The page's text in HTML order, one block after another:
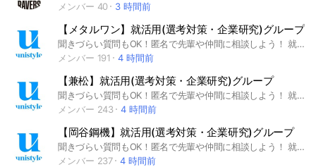
メンバー 40
3 時間前
【メタルワン】就活用(選考対策・企業研究)グループ
聞きづらい質問もOK！匿名で先輩や仲間に相談しよう！ 就活サイトunistyleが運営するメタルワンの就活情報(選考対策/企業研究)共有グループです。 #就活 #メタルワン #専門商社業界 #インターンシップ #本選考 #unistyle #ユニスタイル #面接 #採用 #内定 #ES #エントリーシート #自己分析 #業界研究 #企業研究 #自己PR #ガクチカ #学生時代頑張ったこと #志何望動機 #webテスト #ウェブテスト #GD #グループディスカッション #グルディス #OB訪問 #企業選び #就活対策 #就活準備 #大手企業 #日系企業 ▼unistyleが運営する専門商社のオプチャグループ▼ メタルワン / 伊藤忠丸紅鉄鋼（MISI) / 阪和興業 / 日鉄物産 / 豊島 / 岩谷産業 / JFE商事 / 長瀬産業 / 兼松 / 岡谷鋼機 / 三菱食品 / 伊藤忠食品 / 山善 / 伊藤忠エネクス / 日本アクセス / PALTAC（パルタック） / 三井食品 / ユアサ商事 / 加藤産業 / マクニカ / あらた / 全日空商事 / 帝人フロンティア / 住友商事グローバルメタルズ / 蝶理 / UACJ(旧 古河スカイ) / 豊通マテリアル ▼メタルワンの企業研究はこちらから▼ https://x.gd/p0x8K
メンバー 191
4 時間前
【兼松】就活用(選考対策・企業研究)グループ
聞きづらい質問もOK！匿名で先輩や仲間に相談しよう！ 就活サイトunistyleが運営する兼松の就活情報(選考対策/企業研究)共有グループです。 #就活 #兼松 #専門商社業界 #インターンシップ #本選考 #unistyle #ユニスタイル #面接 #採用 #内定 #ES #エントリーシート #自己分析 #業界研究 #企業研究 #自己PR #ガクチカ #学生時代頑張ったこと #志何望動機 #webテスト #ウェブテスト #GD #グループディスカッション #グルディス #OB訪問 #企業選び #就活対策 #就活準備 #大手企業 #日系企業 ▼unistyleが運営する専門商社のオプチャグループ▼ メタルワン / 伊藤忠丸紅鉄鋼（MISI) / 阪和興業 / 日鉄物産 / 豊島 / 岩谷産業 / JFE商事 / 長瀬産業 / 兼松 / 岡谷鋼機 / 三菱食品 / 伊藤忠食品 / 山善 / 伊藤忠エネクス / 日本アクセス / PALTAC（パルタック） / 三井食品 / ユアサ商事 / 加藤産業 / マクニカ / あらた / 全日空商事 / 帝人フロンティア / 住友商事グローバルメタルズ / 蝶理 / UACJ(旧 古河スカイ) / 豊通マテリアル ▼兼松の企業研究はこちらから▼ https://x.gd/zHCvW
メンバー 243
4 時間前
【岡谷鋼機】就活用(選考対策・企業研究)グループ
聞きづらい質問もOK！匿名で先輩や仲間に相談しよう！ 就活サイトunistyleが運営する岡谷鋼機の就活情報(選考対策/企業研究)共有グループです。 #就活 #岡谷鋼機 #専門商社業界 #インターンシップ #本選考 #unistyle #ユニスタイル #面接 #採用 #内定 #ES #エントリーシート #自己分析 #業界研究 #企業研究 #自己PR #ガクチカ #学生時代頑張ったこと #志何望動機 #webテスト #ウェブテスト #GD #グループディスカッション #グルディス #OB訪問 #企業選び #就活対策 #就活準備 #大手企業 #日系企業 ▼unistyleが運営する専門商社のオプチャグループ▼ メタルワン / 伊藤忠丸紅鉄鋼（MISI) / 阪和興業 / 日鉄物産 / 豊島 / 岩谷産業 / JFE商事 / 長瀬産業 / 兼松 / 岡谷鋼機 / 三菱食品 / 伊藤忠食品 / 山善 / 伊藤忠エネクス / 日本アクセス / PALTAC（パルタック） / 三井食品 / ユアサ商事 / 加藤産業 / マクニカ / あらた / 全日空商事 / 帝人フロンティア / 住友商事グローバルメタルズ / 蝶理 / UACJ(旧 古河スカイ) / 豊通マテリアル ▼岡谷鋼機の企業研究はこちらから▼ https://x.gd/GfPpT
メンバー 237
4 時間前